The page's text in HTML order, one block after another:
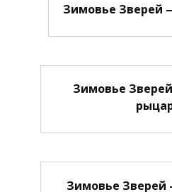
Зимовье Зверей
Зимовье
Зимовье